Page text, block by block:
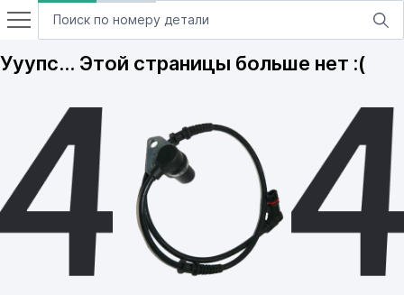
Ууупс… Этой страницы больше нет :(